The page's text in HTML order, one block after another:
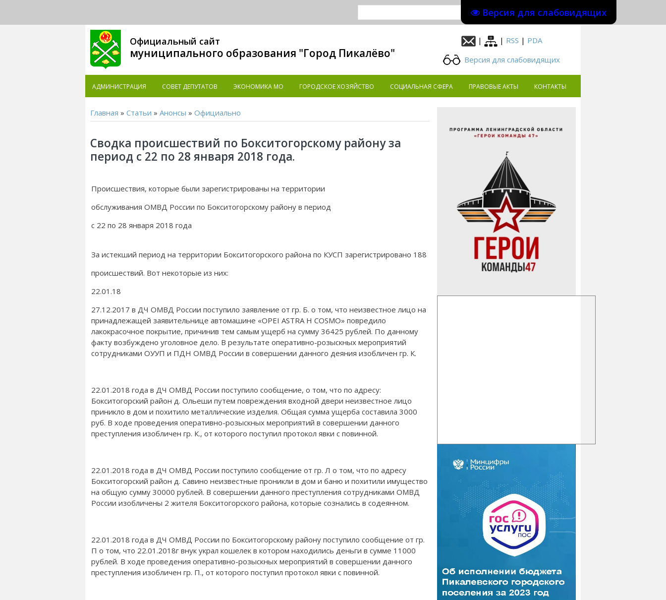
Версия для слабовидящих
Официальный сайт
муниципального образования "Город Пикалёво"
| | RSS | PDA
Версия для слабовидящих
АДМИНИСТРАЦИЯ СОВЕТ ДЕПУТАТОВ ЭКОНОМИКА MO ГОРОДСКОЕ ХОЗЯЙСТВО СОЦИАЛЬНАЯ СФЕРА ПРАВОВЫЕ АКТЫ КОНТАКТЫ
Главная » Статьи » Анонсы » Официально
Сводка происшествий по Бокситогорскому району за
период с 22 по 28 января 2018 года.
Происшествия, которые были зарегистрированы на территории
обслуживания ОМВД России по Бокситогорскому району в период
с 22 по 28 января 2018 года
За истекший период на территории Бокситогорского района по КУСП зарегистрировано 188
происшествий. Вот некоторые из них:
22.01.18
27.12.2017 в ДЧ ОМВД России поступило заявление от гр. Б. о том, что неизвестное лицо на
принадлежащей заявительнице автомашине «OPEI ASTRA H COSMO» повредило
лакокрасочное покрытие, причинив тем самым ущерб на сумму 36425 рублей. По данному
факту возбуждено уголовное дело. В результате оперативно-розыскных мероприятий
сотрудниками ОУУП и ПДН ОМВД России в совершении данного деяния изобличен гр. К.
22.01.2018 года в ДЧ ОМВД России поступило сообщение, о том, что по адресу:
Бокситогорский район д. Ольеши путем повреждения входной двери неизвестное лицо
приникло в дом и похитило металлические изделия. Общая сумма ущерба составила 3000
руб. В ходе проведения оперативно-розыскных мероприятий в совершении данного
преступления изобличен гр. К., от которого поступил протокол явки с повинной.
22.01.2018 года в ДЧ ОМВД России поступило сообщение от гр. Л о том, что по адресу
Бокситогорский район д. Савино неизвестные проникли в дом и баню и похитили имущество
на общую сумму 30000 рублей. В совершении данного преступления сотрудниками ОМВД
России изобличены 2 жителя Бокситогорского района, которые сознались в содеянном.
22.01.2018 года в ДЧ ОМВД России по Бокситогорскому району поступило сообщение от гр.
П о том, что 22.01.2018г внук украл кошелек в котором находились деньги в сумме 11000
рублей. В ходе проведения оперативно-розыскных мероприятий в совершении данного
преступления изобличен гр. П., от которого поступил протокол явки с повинной.